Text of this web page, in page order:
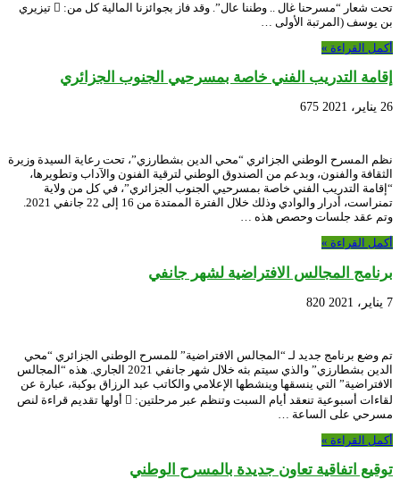
تحت شعار “مسرحنا غال .. وطننا عال”. وقد فاز بجوائزنا المالية كل من:  تيزيري
بن يوسف (المرتبة الأولى …
أكمل القراءة »
إقامة التدريب الفني خاصة بمسرحيي الجنوب الجزائري
26 يناير، 2021 675
نظم المسرح الوطني الجزائري “محي الدين بشطارزي”، تحت رعاية السيدة وزيرة
الثقافة والفنون، وبدعم من الصندوق الوطني لترقية الفنون والآداب وتطويرها،
“إقامة التدريب الفني خاصة بمسرحيي الجنوب الجزائري”، في كل من ولاية
تمنراست، أدرار والوادي وذلك خلال الفترة الممتدة من 16 إلى 22 جانفي 2021.
وتم عقد جلسات وحصص هذه …
أكمل القراءة »
برنامج المجالس الافتراضية لشهر جانفي
7 يناير، 2021 820
تم وضع برنامج جديد لـ “المجالس الافتراضية” للمسرح الوطني الجزائري “محي
الدين بشطارزي” والذي سيتم بثه خلال شهر جانفي 2021 الجاري. هذه “المجالس
الافتراضية” التي ينسقها وينشطها الإعلامي والكاتب عبد الرزاق بوكبة، عبارة عن
لقاءات أسبوعية تنعقد أيام السبت وتنظم عبر مرحلتين:  أولها تقديم قراءة لنص
مسرحي على الساعة …
أكمل القراءة »
توقيع اتفاقية تعاون جديدة بالمسرح الوطني